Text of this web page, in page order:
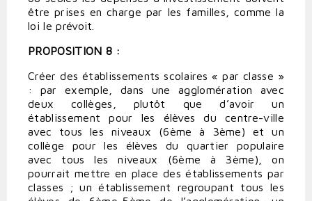
être prises en charge par les familles, comme la
loi le prévoit.
PROPOSITION 8 :
Créer des établissements scolaires « par classe »
: par exemple, dans une agglomération avec
deux collèges, plutôt que d’avoir un
établissement pour les élèves du centre-ville
avec tous les niveaux (6ème à 3ème) et un
collège pour les élèves du quartier populaire
avec tous les niveaux (6ème à 3ème), on
pourrait mettre en place des établissements par
classes ; un établissement regroupant tous les